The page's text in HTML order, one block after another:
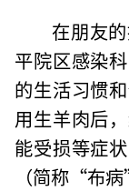
在朋友
平院区感染
的生活习惯
用生羊肉后
能受损等症
（简称“布病